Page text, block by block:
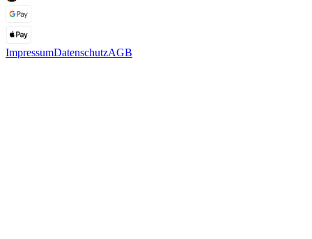
ImpressumDatenschutzAGB